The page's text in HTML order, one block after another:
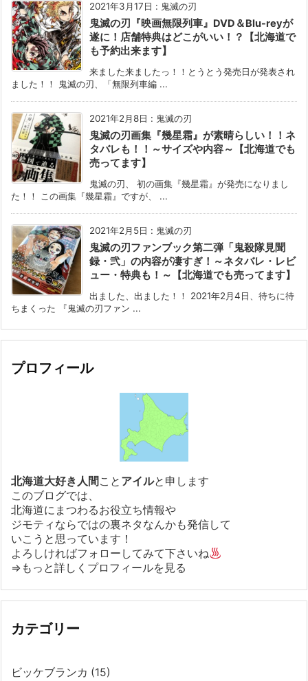
2021年3月17日 : 鬼滅の刃
鬼滅の刃『映画無限列車』DVD＆Blu-reyが
遂に！店舗特典はどこがいい！？【北海道で
も予約出来ます】
来ました来ましたっ！！とうとう発売日が発表され
ました！！ 鬼滅の刃、「無限列車編 ...
2021年2月8日 : 鬼滅の刃
鬼滅の刃画集『幾星霜』が素晴らしい！！ネ
タバレも！！～サイズや内容～【北海道でも
売ってます】
鬼滅の刃、 初の画集『幾星霜』が発売になりまし
た！！ この画集『幾星霜』ですが、 ...
2021年2月5日 : 鬼滅の刃
鬼滅の刃ファンブック第二弾「鬼殺隊見聞
録・弐」の内容が凄すぎ！～ネタバレ・レビ
ュー・特典も！～【北海道でも売ってます】
出ました、出ました！！ 2021年2月4日、待ちに待
ちまくった 『鬼滅の刃ファン ...
プロフィール
北海道大好き人間 こと アイルと申します
このブログでは、
北海道にまつわるお役立ち情報や
ジモティならではの裏ネタなんかも発信して
いこうと思っています！
よろしければフォローしてみて下さいね
⇒もっと詳しくプロフィールを見る
カテゴリー
ビッケブランカ (15)